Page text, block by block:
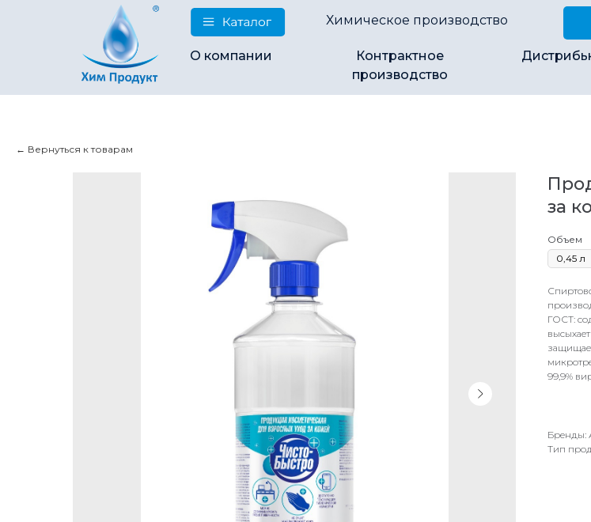
Контрактное
производство
О компании
Химическое производство
Вернуться к товарам
за
Объем
ГОСТ:
99,9%
Бренды:
Тип